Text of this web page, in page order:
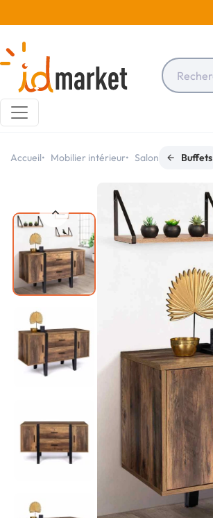
Accueil Mobilier intérieur Salon Buffets